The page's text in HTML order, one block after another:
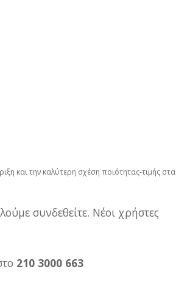
και την καλύτερη σχέση ποιότητας‑τιμής στα
συνδεθείτε. Νέοι χρήστες
210 3000 663